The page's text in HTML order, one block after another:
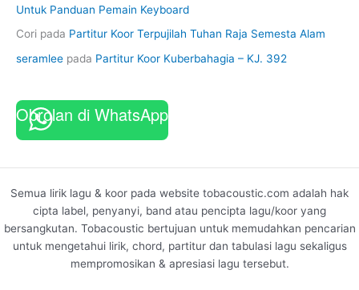
Untuk Panduan Pemain Keyboard
Cori pada Partitur Koor Terpujilah Tuhan Raja Semesta Alam
seramlee pada Partitur Koor Kuberbahagia – KJ. 392
Obrolan di WhatsApp
Semua lirik lagu & koor pada website tobacoustic.com adalah hak
cipta label, penyanyi, band atau pencipta lagu/koor yang
bersangkutan. Tobacoustic bertujuan untuk memudahkan pencarian
untuk mengetahui lirik, chord, partitur dan tabulasi lagu sekaligus
mempromosikan & apresiasi lagu tersebut.